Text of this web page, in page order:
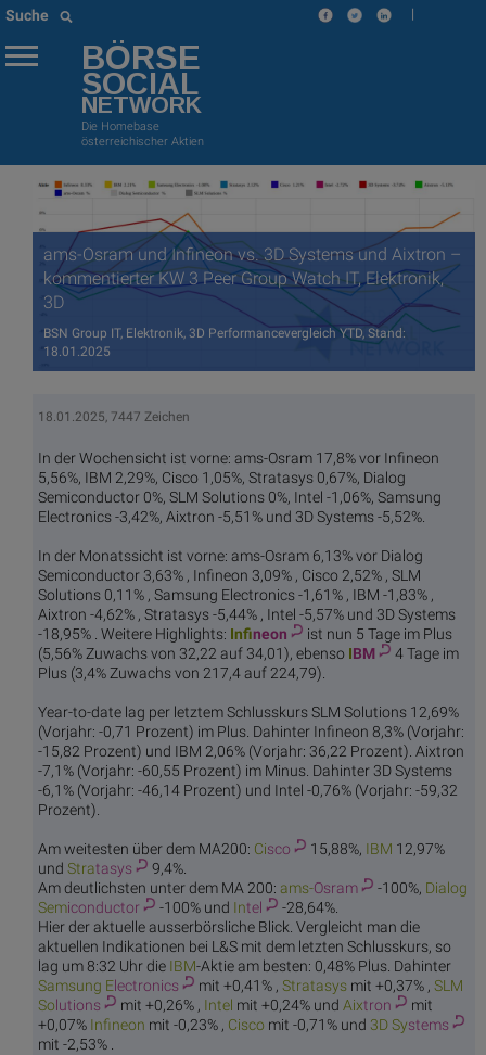
Suche |
BÖRSE
SOCIAL
NETWORK
Die Homebase
österreichischer Aktien
ams-Osram und Infineon vs. 3D Systems und Aixtron –
kommentierter KW 3 Peer Group Watch IT, Elektronik,
3D
BSN Group IT, Elektronik, 3D Performancevergleich YTD, Stand:
18.01.2025
18.01.2025, 7447 Zeichen
In der Wochensicht ist vorne: ams-Osram 17,8% vor Infineon
5,56%, IBM 2,29%, Cisco 1,05%, Stratasys 0,67%, Dialog
Semiconductor 0%, SLM Solutions 0%, Intel -1,06%, Samsung
Electronics -3,42%, Aixtron -5,51% und 3D Systems -5,52%.
In der Monatssicht ist vorne: ams-Osram 6,13% vor Dialog
Semiconductor 3,63% , Infineon 3,09% , Cisco 2,52% , SLM
Solutions 0,11% , Samsung Electronics -1,61% , IBM -1,83% ,
Aixtron -4,62% , Stratasys -5,44% , Intel -5,57% und 3D Systems
-18,95% . Weitere Highlights: Infineon
ist nun 5 Tage im Plus
(5,56% Zuwachs von 32,22 auf 34,01), ebenso IBM
4 Tage im
Plus (3,4% Zuwachs von 217,4 auf 224,79).
Year-to-date lag per letztem Schlusskurs SLM Solutions 12,69%
(Vorjahr: -0,71 Prozent) im Plus. Dahinter Infineon 8,3% (Vorjahr:
-15,82 Prozent) und IBM 2,06% (Vorjahr: 36,22 Prozent). Aixtron
-7,1% (Vorjahr: -60,55 Prozent) im Minus. Dahinter 3D Systems
-6,1% (Vorjahr: -46,14 Prozent) und Intel -0,76% (Vorjahr: -59,32
Prozent).
Am weitesten über dem MA200: Cisco 15,88%, IBM 12,97%
und Stratasys
9,4%.
Am deutlichsten unter dem MA 200: ams-Osram -100%, Dialog
Semiconductor -100% und Intel
-28,64%.
Hier der aktuelle ausserbörsliche Blick. Vergleicht man die
aktuellen Indikationen bei L&S mit dem letzten Schlusskurs, so
lag um 8:32 Uhr die IBM-Aktie am besten: 0,48% Plus. Dahinter
Samsung Electronics mit +0,41% , Stratasys mit +0,37% , SLM
Solutions mit +0,26% , Intel mit +0,24% und Aixtron
mit
+0,07% Infineon mit -0,23% , Cisco mit -0,71% und 3D Systems
mit -2,53% .